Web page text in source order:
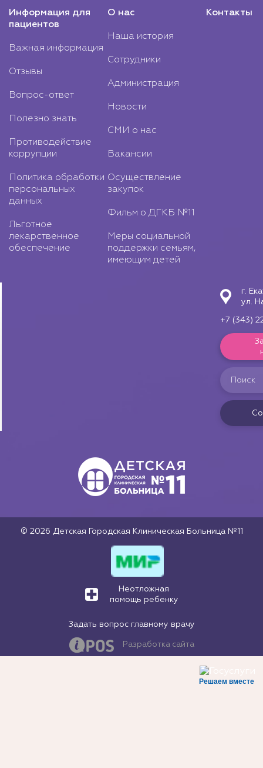
Информация для
пациентов
Важная информация
Отзывы
Вопрос-ответ
Полезно знать
Противодействие
коррупции
Политика обработки
персональных
данных
Льготное
лекарственное
обеспечение
О нас
Наша история
Сотрудники
Администрация
Новости
СМИ о нас
Вакансии
Осуществление
закупок
Фильм о ДГКБ №11
Меры социальной
поддержки семьям,
имеющим детей
Контакты
г.
ул.
+7 (343)
© 2026 Детская Городская Клиническая Больница №11
Неотложная
помощь ребенку
Задать вопрос главному врачу
Разработка сайта
Решаем вместе